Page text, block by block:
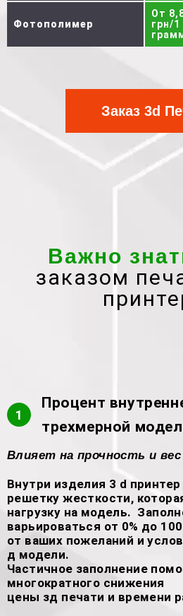
Фотополимер
От
грн/1
Заказ 3d
Важно
заказом
1
Процент
трехмерной
Влияет на прочность и вес
Внутри изделия 3 d
решетку жесткости,
нагрузку на модель.
варьироваться от 0% до
от ваших пожеланий и
д модели.
Частичное заполнение
многократного снижения
цены зд печати и времени